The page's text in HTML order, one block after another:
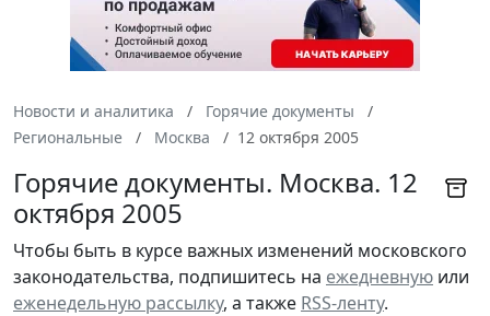
Новости и аналитика
Горячие документы
Региональные
Москва 12 октября 2005
Горячие документы. Москва. 12
октября 2005
Чтобы быть в курсе важных изменений московского
законодательства, подпишитесь на ежедневную или
еженедельную рассылку, а также RSS-ленту.